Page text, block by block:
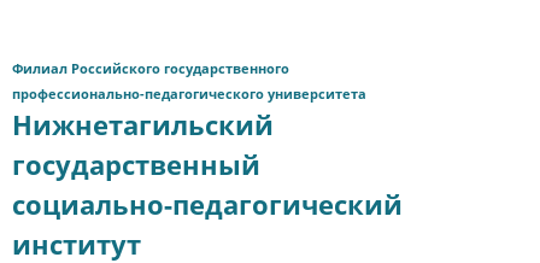
Филиал Российского государственного
профессионально-педагогического университета
Нижнетагильский
государственный
социально-педагогический
институт